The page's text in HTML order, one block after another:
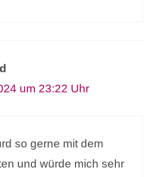
um 23:22 Uhr
so gerne mit dem
und würde mich sehr